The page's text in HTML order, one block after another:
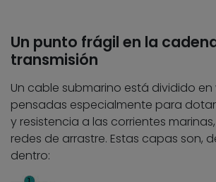
Un punto frágil en la
transmisión
Un cable submarino está dividido
pensadas especialmente para
y resistencia a las corrientes
redes de arrastre. Estas capas son,
dentro: